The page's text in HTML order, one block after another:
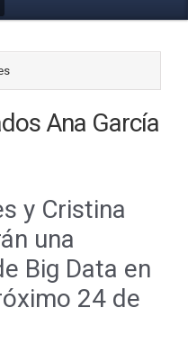
Ana García
y Cristina
una
Big Data en
24 de